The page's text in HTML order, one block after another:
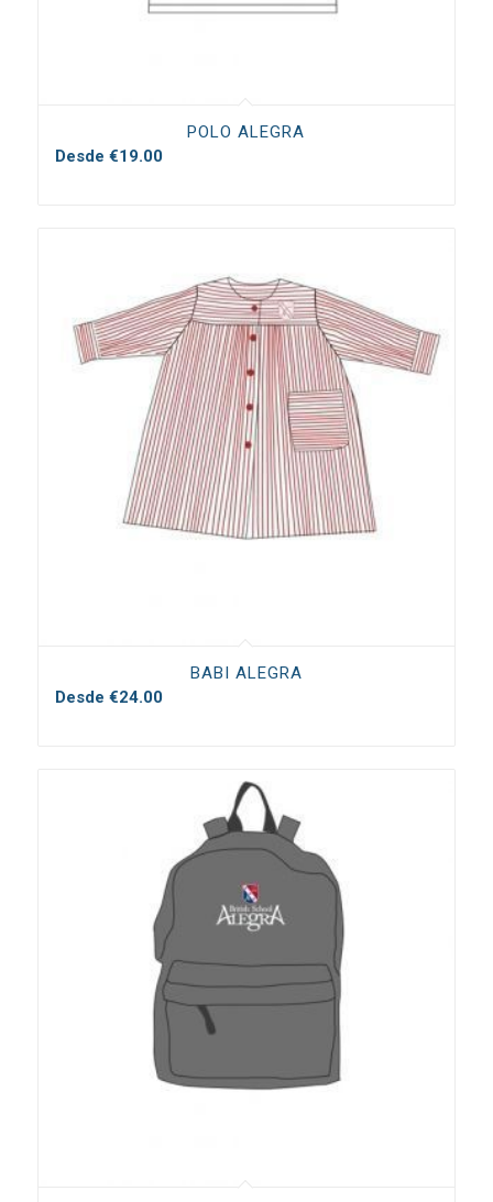
POLO ALEGRA
Desde €19.00
BABI ALEGRA
Desde €24.00